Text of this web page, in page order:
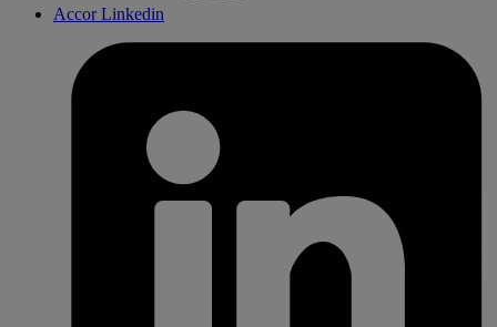
Accor Linkedin